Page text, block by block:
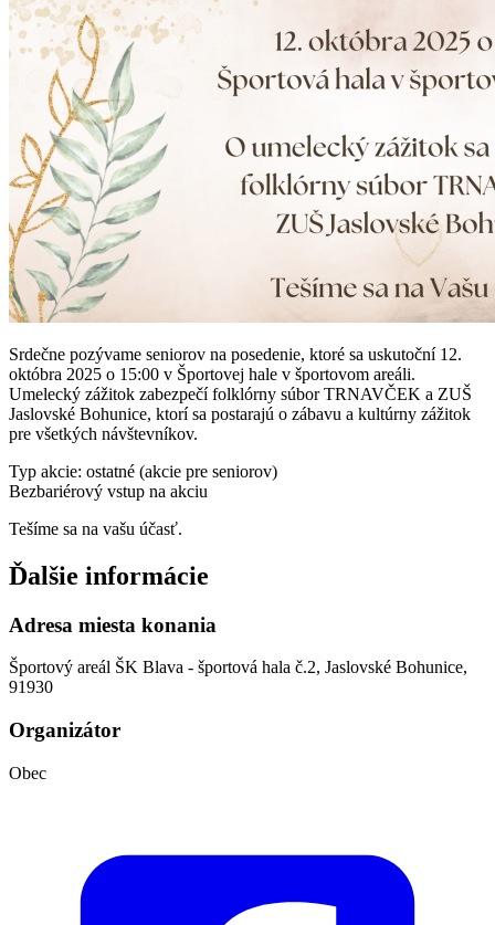
Srdečne pozývame seniorov na posedenie, ktoré sa uskutoční 12.
októbra 2025 o 15:00 v Športovej hale v športovom areáli.
Umelecký zážitok zabezpečí folklórny súbor TRNAVČEK a ZUŠ
Jaslovské Bohunice, ktorí sa postarajú o zábavu a kultúrny zážitok
pre všetkých návštevníkov.
Typ akcie: ostatné (akcie pre seniorov)
Bezbariérový vstup na akciu
Tešíme sa na vašu účasť.
Ďalšie informácie
Adresa miesta konania
Športový areál ŠK Blava - športová hala č.2, Jaslovské Bohunice,
91930
Organizátor
Obec